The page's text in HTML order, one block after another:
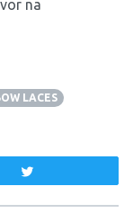
na
LACES